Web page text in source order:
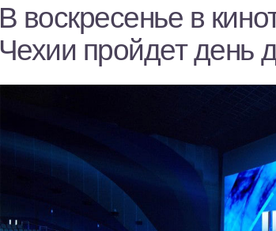
В воскресенье в
Чехии пройдет день